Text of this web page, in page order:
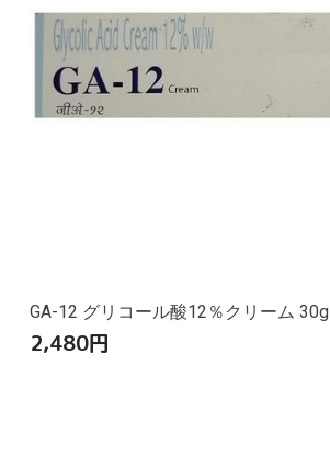
GA-12 グリコール酸12％クリーム 30g
2,480円